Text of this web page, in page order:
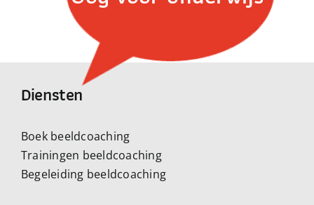
Diensten
Boek beeldcoaching
Trainingen beeldcoaching
Begeleiding beeldcoaching